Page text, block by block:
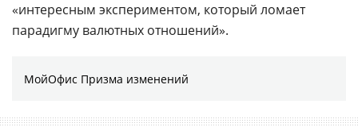
«интересным экспериментом, который ломает
парадигму валютных отношений».
МойОфис Призма изменений